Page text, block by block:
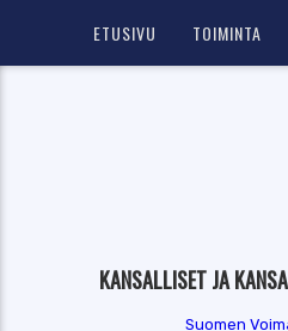
ETUSIVU TOIMINTA
KANSALLISET JA
Suomen